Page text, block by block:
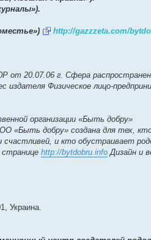
http://gazzzeta.com/
от 20.07.06 г. Сфера
издателя Физическое лицо-
организации «Быть добру»
«Быть добру» создана для тех,
счастливей, и кто обустраивает
http://bytdobru.info Дизайн и
Украина.